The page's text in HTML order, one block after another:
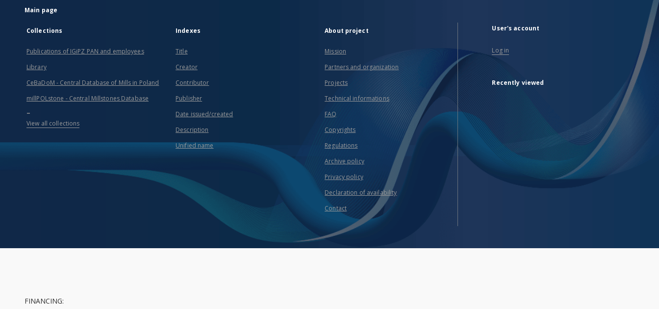
Main page
Collections
Publications of IGiPZ PAN and employees
Library
CeBaDoM - Central Database of Mills in Poland
millPOLstone - Central Millstones Database
...
View all collections
Indexes
Title
Creator
Contributor
Publisher
Date issued/created
Description
Unified name
About project
Mission
Partners and organization
Projects
Technical informations
FAQ
Copyrights
Regulations
Archive policy
Privacy policy
Declaration of availability
Contact
User's account
Log in
Recently viewed
FINANCING: